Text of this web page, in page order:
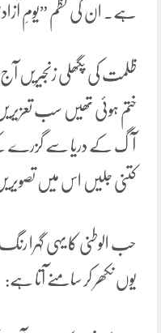
ہے. ان کی نظم ”یومِ
ظلمت کی پگھلی زنجیریں
ختم ہوئی تھیں سب
آگ کے دریا سے گزرے
کتنی جلیں اس میں
حب الوطنی کا یہی گہرا
یوں نکھر کر سامنے آتا ہے: